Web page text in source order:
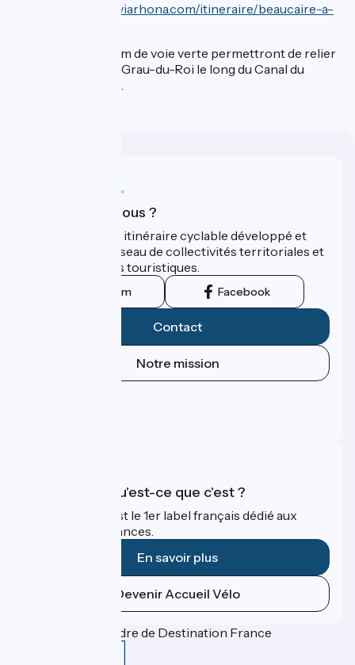
https://www.viarhona.com/itineraire/beaucaire-a-
A terme, 57 km de voie verte permettront de relier
Beaucaire au Grau-du-Roi le long du Canal du
Rhône à Sète.
Qui sommes-nous ?
ViaRhôna est un itinéraire cyclable développé et
promu par un réseau de collectivités territoriales et
leurs institutions touristiques.
Instagram Facebook
Contact
Notre mission
Accueil Vélo qu'est-ce que c'est ?
Accueil Vélo c'est le 1er label français dédié aux
cyclistes en vacances.
En savoir plus
Devenir Accueil Vélo
Financé dans le cadre de Destination France